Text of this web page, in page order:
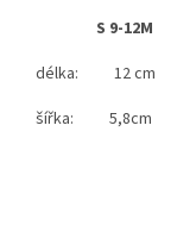
S 9-12M
délka: 12
šířka: